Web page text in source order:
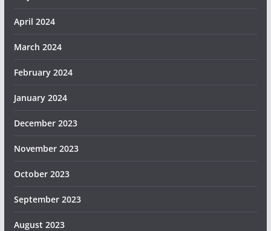
April 2024
March 2024
February 2024
January 2024
December 2023
November 2023
October 2023
September 2023
August 2023